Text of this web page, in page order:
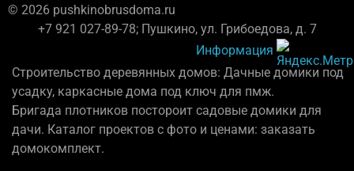
© 2026 pushkinobrusdoma.ru
+7 921 027-89-78; Пушкино, ул. Грибоедова, д. 7
Информация
Строительство деревянных домов: Дачные домики под
усадку, каркасные дома под ключ для пмж.
Бригада плотников постороит садовые домики для
дачи. Каталог проектов с фото и ценами: заказать
домокомплект.